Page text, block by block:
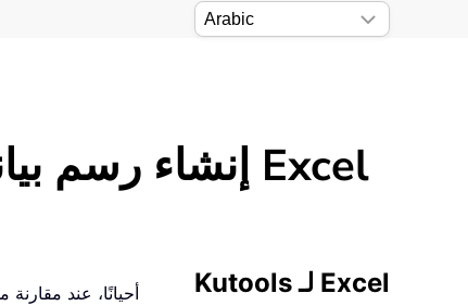
إنشاء رسم بياني شريطي مع سهم يُظهر الفرق بالنسبة المئوية في Excel
Kutools لـ Excel
أحيانًا، عند